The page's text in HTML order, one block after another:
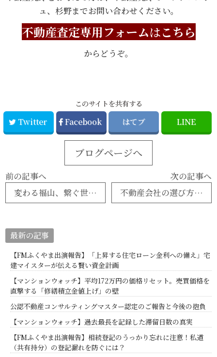
ュ、杉野までお問い合わせください。
不動産査定専用フォームはこちら
からどうぞ。
このサイトを共有する
Twitter Facebook はてブ LINE
ブログページへ
前の記事へ
変わる福山、繋ぐ世代『ヒューマンズ野上』
次の記事へ
不動産会社の選び方 ～ウェブサイト編～
最新の記事
【FMふくやま出演報告】「上昇する住宅ローン金利への備え」宅
建マイスターが伝える賢い資金計画
【マンションウォッチ】平均172万円の価格リセット。売買価格を
直撃する「修繕積立金値上げ」の壁
公認不動産コンサルティングマスター認定のご報告と今後の抱負
【マンションウォッチ】過去最長を記録した滞留日数の真実
【FMふくやま出演報告】相続登記のうっかり忘れに注意！私道
（共有持分）の登記漏れを防ぐには？